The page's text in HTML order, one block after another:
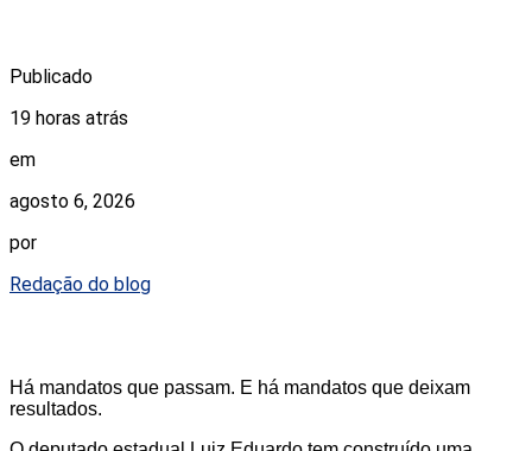
Publicado
19 horas atrás
em
agosto 6, 2026
por
Redação do blog
Há mandatos que passam. E há mandatos que deixam
resultados.